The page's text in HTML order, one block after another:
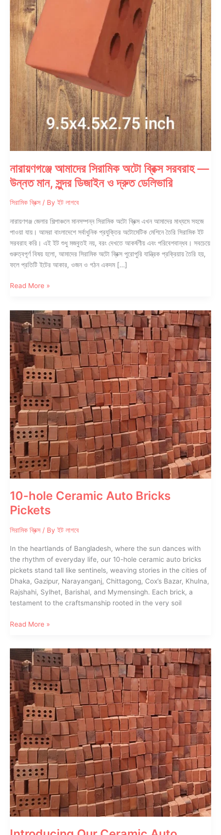
নারায়ণগঞ্জে আমাদের সিরামিক অটো ব্রিক্স সরবরাহ —
উন্নত মান, সুন্দর ডিজাইন ও দ্রুত ডেলিভারি
সিরামিক ব্রিক্স / By ইট লাগবে
নারায়ণগঞ্জ জেলার শিল্পাঞ্চলে মানসম্পন্ন সিরামিক অটো ব্রিক্স এখন আমাদের মাধ্যমে সহজে
পাওয়া যায়। আমরা বাংলাদেশে সর্বাধুনিক প্রযুক্তির অটোমেটিক মেশিনে তৈরি সিরামিক ইট
সরবরাহ করি। এই ইট শুধু মজবুতই নয়, বরং দেখতে আকর্ষণীয় এবং পরিবেশবান্ধব। সবচেয়ে
গুরুত্বপূর্ণ বিষয় হলো, আমাদের সিরামিক অটো ব্রিক্স পুরোপুরি যান্ত্রিক প্রক্রিয়ায় তৈরি হয়,
ফলে প্রতিটি ইটের আকার, ওজন ও গঠন একদম […]
নারায়ণগঞ্জে
ব্রিক্স
সরবরাহ
—
উন্নত
মান,
সুন্দর
ডিজাইন
ও
দ্রুত
ডেলিভারি
Read More »
10-hole Ceramic Auto Bricks
Pickets
সিরামিক ব্রিক্স / By ইট লাগবে
In the heartlands of Bangladesh, where the sun dances with
the rhythm of everyday life, our 10-hole ceramic auto bricks
pickets stand tall like sentinels, weaving stories in the cities of
Dhaka, Gazipur, Narayanganj, Chittagong, Cox’s Bazar, Khulna,
Rajshahi, Sylhet, Barishal, and Mymensingh. Each brick, a
testament to the craftsmanship rooted in the very soil
10-
Bricks
Pickets
Read More »